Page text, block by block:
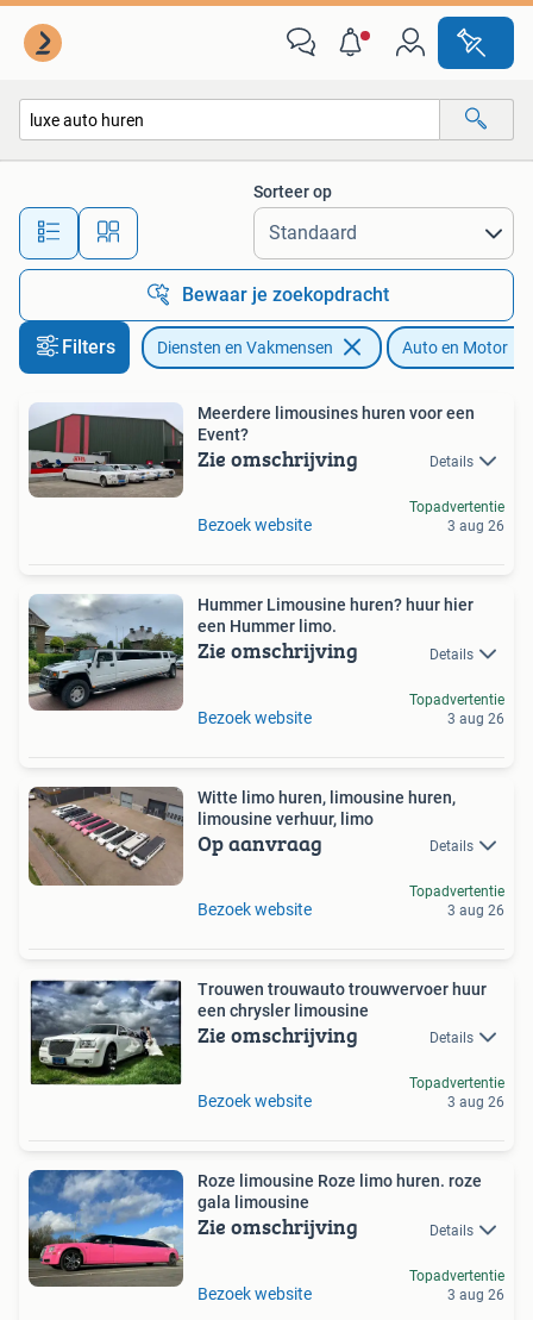
Alle afstanden…
Sorteer op
Bewaar je zoekopdracht
Filters Diensten en Vakmensen Auto en Motor
Meerdere limousines huren voor een
Event?
Zie omschrijving Details
Bezoek website
Topadvertentie
3 aug 26
Hummer Limousine huren? huur hier
een Hummer limo.
Zie omschrijving Details
Bezoek website
Topadvertentie
3 aug 26
Witte limo huren, limousine huren,
limousine verhuur, limo
Op aanvraag Details
Bezoek website
Topadvertentie
3 aug 26
Trouwen trouwauto trouwvervoer huur
een chrysler limousine
Zie omschrijving Details
Bezoek website
Topadvertentie
3 aug 26
Roze limousine Roze limo huren. roze
gala limousine
Zie omschrijving Details
Bezoek website
Topadvertentie
3 aug 26